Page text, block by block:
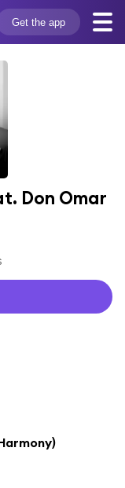
Get the app
Don Omar